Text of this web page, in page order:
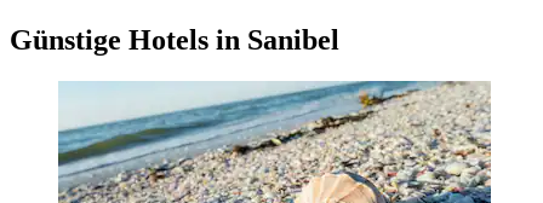
Günstige Hotels in Sanibel